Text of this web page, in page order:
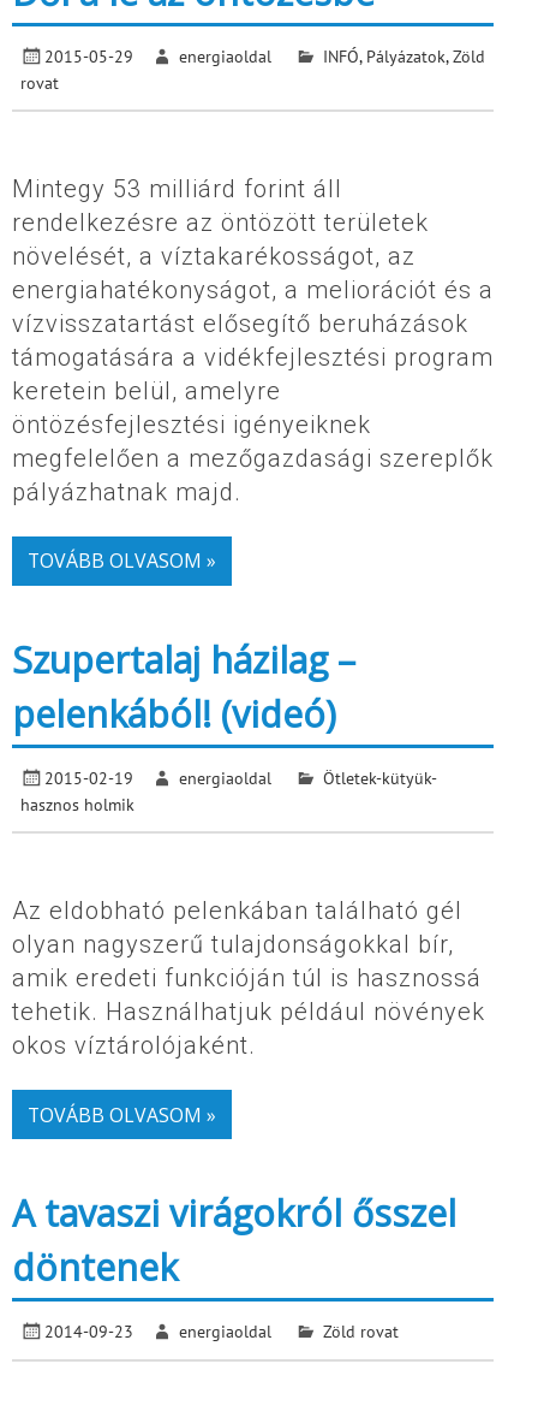
2015-05-29 energiaoldal INFÓ, Pályázatok,Zöld
rovat
Mintegy 53 milliárd forint áll
rendelkezésre az öntözött területek
növelését, a víztakarékosságot, az
energiahatékonyságot, a meliorációt és a
vízvisszatartást elősegítő beruházások
támogatására a vidékfejlesztési program
keretein belül, amelyre
öntözésfejlesztési igényeiknek
megfelelően a mezőgazdasági szereplők
pályázhatnak majd.
TOVÁBB OLVASOM »
Szupertalaj házilag –
pelenkából! (videó)
2015-02-19 energiaoldal
Ötletek-kütyük-
hasznos holmik
Az eldobható pelenkában található gél
olyan nagyszerű tulajdonságokkal bír,
amik eredeti funkcióján túl is hasznossá
tehetik. Használhatjuk például növények
okos víztárolójaként.
TOVÁBB OLVASOM »
A tavaszi virágokról ősszel
döntenek
2014-09-23 energiaoldal Zöld rovat